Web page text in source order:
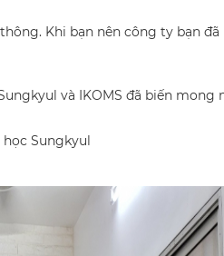
Khi bạn nên công ty bạn đã
và IKOMS đã biến mong
Sungkyul